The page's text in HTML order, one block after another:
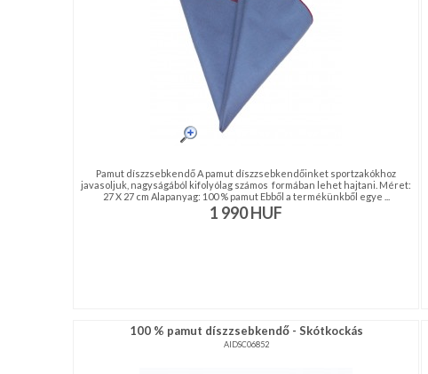
Pamut díszzsebkendő A pamut díszzsebkendőinket sportzakókhoz
javasoljuk, nagyságából kifolyólag számos formában lehet hajtani. Méret:
27 X 27 cm Alapanyag: 100 % pamut Ebből a termékünkből egye ...
1 990HUF
100 % pamut díszzsebkendő - Skótkockás
AIDSC06852